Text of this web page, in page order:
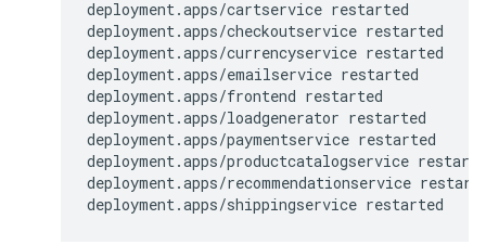
deployment.apps/cartservice restarted
deployment.apps/checkoutservice restarted
deployment.apps/currencyservice restarted
deployment.apps/emailservice restarted
deployment.apps/frontend restarted
deployment.apps/loadgenerator restarted
deployment.apps/paymentservice restarted
deployment.apps/productcatalogservice
deployment.apps/recommendationservice